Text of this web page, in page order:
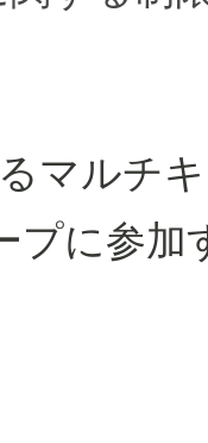
マルチ
プに参加